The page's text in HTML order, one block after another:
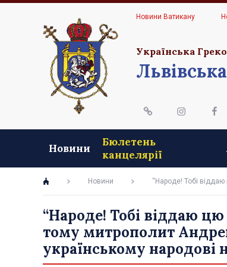
Новини Ватикану
Українська
Новини
Бюлетень
канцелярії
Новини “Народе! Тобі
“Народе! Тобі віддаю
тому митрополит
українському народові